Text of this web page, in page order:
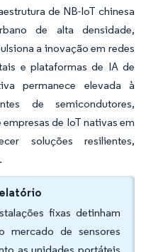
de NB-IoT chinesa
de alta densidade,
a inovação em redes
e plataformas de IA de
permanece elevada à
de semicondutores,
de IoT nativas em
soluções resilientes,
fixas detinham
mercado de sensores